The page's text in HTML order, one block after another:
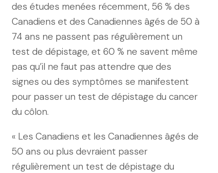
des études menées récemment, 56 % des
Canadiens et des Canadiennes âgés de 50 à
74 ans ne passent pas régulièrement un
test de dépistage, et 60 % ne savent même
pas qu’il ne faut pas attendre que des
signes ou des symptômes se manifestent
pour passer un test de dépistage du cancer
du côlon.
« Les Canadiens et les Canadiennes âgés de
50 ans ou plus devraient passer
régulièrement un test de dépistage du